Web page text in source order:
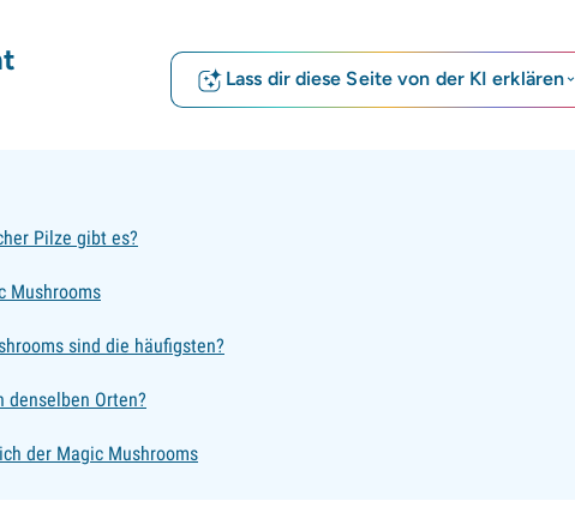
Lass dir diese Seite von der KI erklären
Pilze gibt es?
Mushrooms
sind die häufigsten?
denselben Orten?
der Magic Mushrooms